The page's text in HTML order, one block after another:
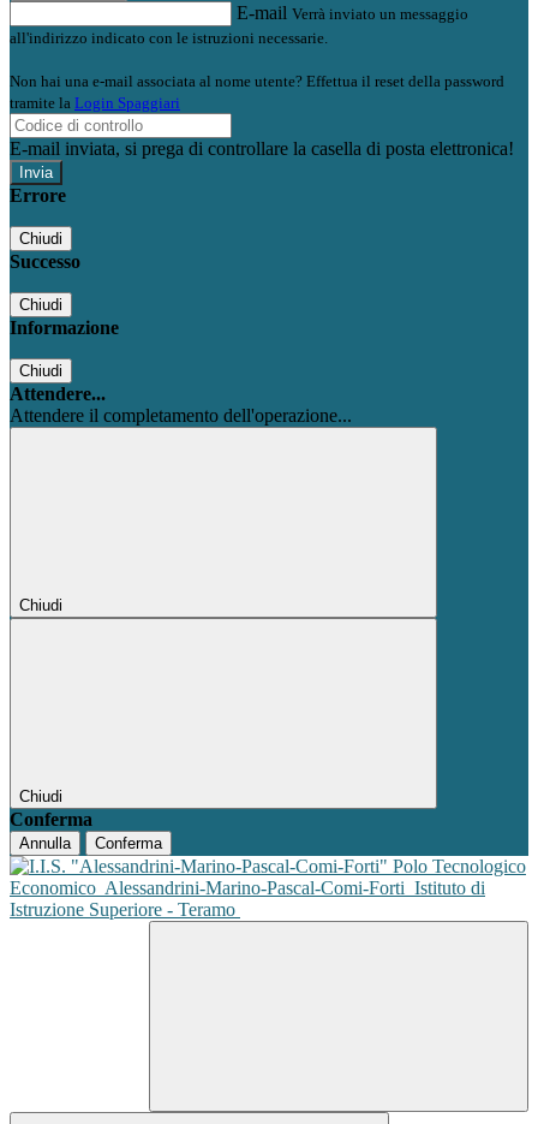
E-mail Verrà inviato un messaggio
all'indirizzo indicato con le istruzioni necessarie.
Non hai una e-mail associata al nome utente? Effettua il reset della password
tramite la Login Spaggiari
E-mail inviata, si prega di controllare la casella di posta elettronica!
Errore
Chiudi
Successo
Chiudi
Informazione
Chiudi
Attendere...
Attendere il completamento dell'operazione...
Chiudi
Chiudi
Conferma
Annulla Conferma
Polo Tecnologico
Economico Alessandrini-Marino-Pascal-Comi-Forti Istituto di
Istruzione Superiore - Teramo